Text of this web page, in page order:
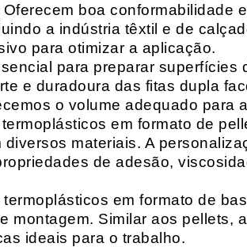
Oferecem boa conformabilidade
a indústria têxtil e de
para otimizar a aplicação.
para preparar superfícies
e duradoura das fitas dupla
o volume adequado para
em formato de
materiais. A
de adesão,
em formato de
montagem. Similar aos pellets,
ideais para o trabalho.